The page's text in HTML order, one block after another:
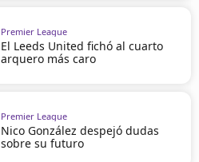
Premier League
El Leeds United fichó al cuarto
arquero más caro
Premier League
Nico González despejó dudas
sobre su futuro